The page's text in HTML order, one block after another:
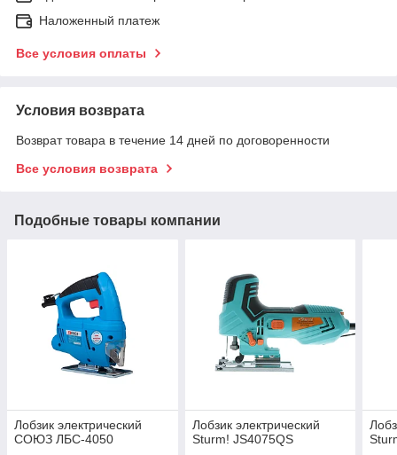
Наложенный платеж
Все условия оплаты
Условия возврата
Возврат товара в течение 14 дней по договоренности
Все условия возврата
Подобные товары компании
Лобзик электрический
СОЮЗ ЛБС-4050
Лобзик электрический
Sturm! JS4075QS